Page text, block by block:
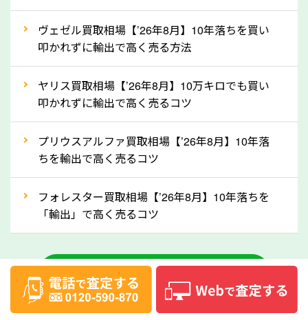
ってきます！
自動車税の還付金は、先に年払いしていた自動車税が
月割りで返還されるものです。ですから、自動車税の
還付金は早めに売却するほど多く還付されます。不要
な車は早めに廃車手続きをしたほうが良いでしょう。
③自動車税の還付金の扱いについて確認し
ましょう！
車を廃車にすると、自動車税の還付金を受け取ること
ができる場合があります。廃車買取業者の中には、還
付金をお客様に返還しない業者もあります。廃車査定
をする際には、自動車税の還付金の返還があるかどう
かを確認するようにしてください。大阪府のソコカラ
では、自動車税の還付金をお客様に返還しております
ヴェゼル買取相場【’26年8月】10年落ちを買い
叩かれずに輸出で高く売る方法
ヤリス買取相場【’26年8月】10万キロでも買い
叩かれずに輸出で高く売るコツ
プリウスアルファ買取相場【’26年8月】10年落
ちを輸出で高く売るコツ
フォレスター買取相場【’26年8月】10年落ちを
「輸出」で高く売るコツ
中古車のお役立ちコラム一覧